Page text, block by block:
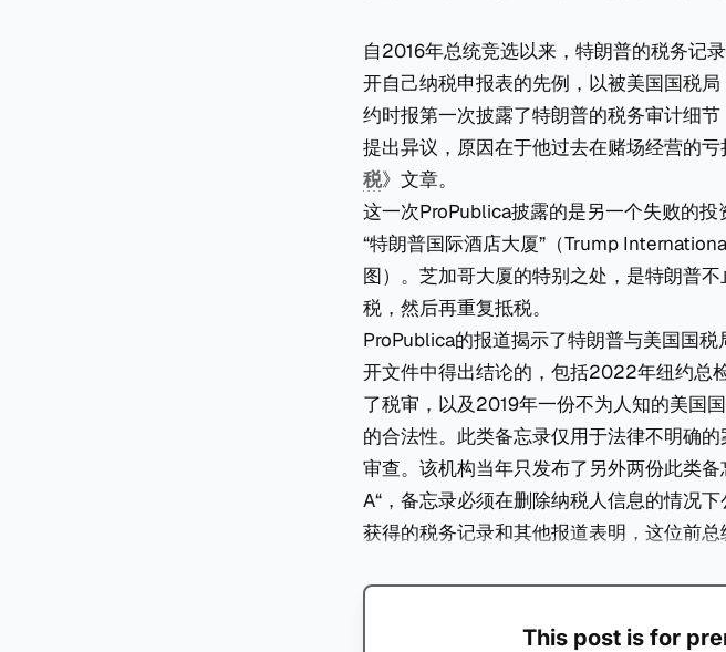
自2016年总统竞选以来，特朗普的税务记
开自己纳税申报表的先例，以被美国国税
约时报第一次披露了特朗普的税务审计细
提出异议，原因在于他过去在赌场经营的
税》文章。
这一次ProPublica披露的是另一个失败的
“特朗普国际酒店大厦”（Trump
图）。芝加哥大厦的特别之处，是特朗普
税，然后再重复抵税。
ProPublica的报道揭示了特朗普与美国国
开文件中得出结论的，包括2022年纽约总
了税审，以及2019年一份不为人知的美国
的合法性。此类备忘录仅用于法律不明确
审查。该机构当年只发布了另外两份此类
A“，备忘录必须在删除纳税人信息的情况
获得的税务记录和其他报道表明，这位前总
This post is for